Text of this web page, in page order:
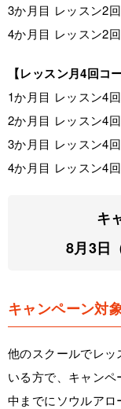
3か月目 レッスン2
4か月目 レッスン2
【レッスン月4回コ
1か月目 レッスン4回
2か月目 レッスン4回
3か月目 レッスン4
4か月目 レッスン4
キ
8月3日
キャンペーン対
他のスクールでレ
いる方で、キャン
中までにソウルア